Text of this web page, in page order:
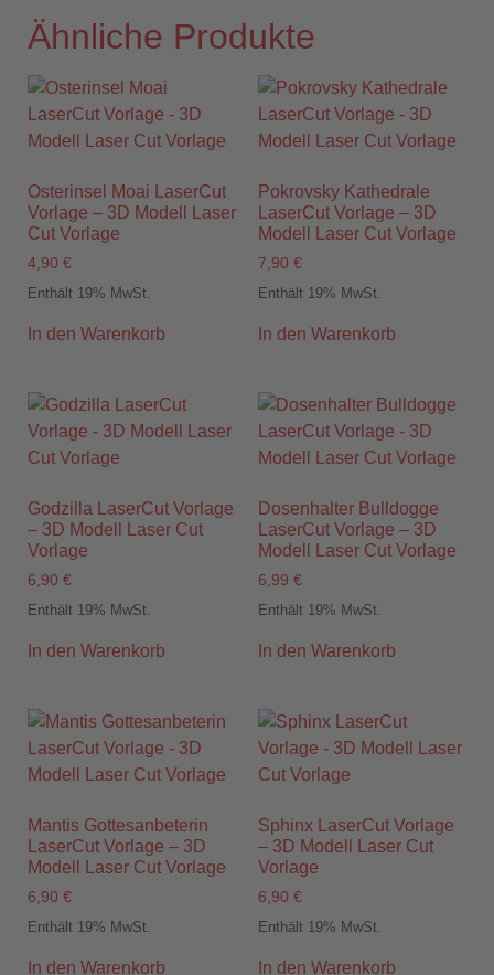
Ähnliche Produkte
Osterinsel Moai LaserCut
Vorlage – 3D Modell Laser
Cut Vorlage
4,90 €
Enthält 19% MwSt.
In den Warenkorb
Pokrovsky Kathedrale
LaserCut Vorlage – 3D
Modell Laser Cut Vorlage
7,90 €
Enthält 19% MwSt.
In den Warenkorb
Godzilla LaserCut Vorlage
– 3D Modell Laser Cut
Vorlage
6,90 €
Enthält 19% MwSt.
In den Warenkorb
Dosenhalter Bulldogge
LaserCut Vorlage – 3D
Modell Laser Cut Vorlage
6,99 €
Enthält 19% MwSt.
In den Warenkorb
Mantis Gottesanbeterin
LaserCut Vorlage – 3D
Modell Laser Cut Vorlage
6,90 €
Enthält 19% MwSt.
In den Warenkorb
Sphinx LaserCut Vorlage
– 3D Modell Laser Cut
Vorlage
6,90 €
Enthält 19% MwSt.
In den Warenkorb